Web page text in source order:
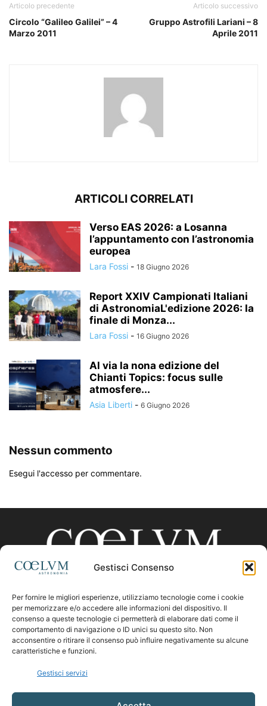
Gestisci Consenso
Per fornire le migliori esperienze, utilizziamo tecnologie come i cookie
per memorizzare e/o accedere alle informazioni del dispositivo. Il
consenso a queste tecnologie ci permetterà di elaborare dati come il
comportamento di navigazione o ID unici su questo sito. Non
acconsentire o ritirare il consenso può influire negativamente su alcune
caratteristiche e funzioni.
Gestisci servizi
Articolo precedente
Circolo “Galileo Galilei” – 4
Marzo 2011
Articolo successivo
Gruppo Astrofili Lariani – 8
Aprile 2011
ARTICOLI CORRELATI
Verso EAS 2026: a Losanna
l’appuntamento con l’astronomia
europea
Lara Fossi - 18 Giugno 2026
Report XXIV Campionati Italiani
di AstronomiaL'edizione 2026: la
finale di Monza...
Lara Fossi - 16 Giugno 2026
Al via la nona edizione del
Chianti Topics: focus sulle
atmosfere...
Asia Liberti - 6 Giugno 2026
Nessun commento
Esegui l'accesso per commentare.
CHI SIAMO
Contattaci:coelumastro@coelum.com